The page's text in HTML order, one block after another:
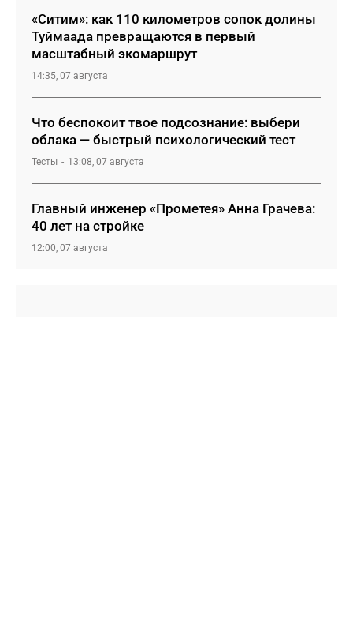
«Ситим»: как 110 километров сопок долины
Туймаада превращаются в первый
масштабный экомаршрут
14:35, 07 августа
Что беспокоит твое подсознание: выбери
облака — быстрый психологический тест
Тесты 13:08, 07 августа
Главный инженер «Прометея» Анна Грачева:
40 лет на стройке
12:00, 07 августа